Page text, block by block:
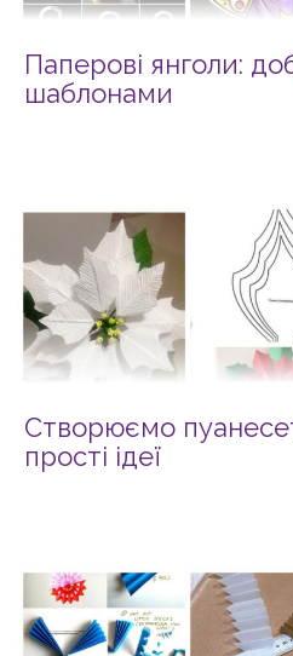
Паперові янголи:
шаблонами
Створюємо
прості ідеї